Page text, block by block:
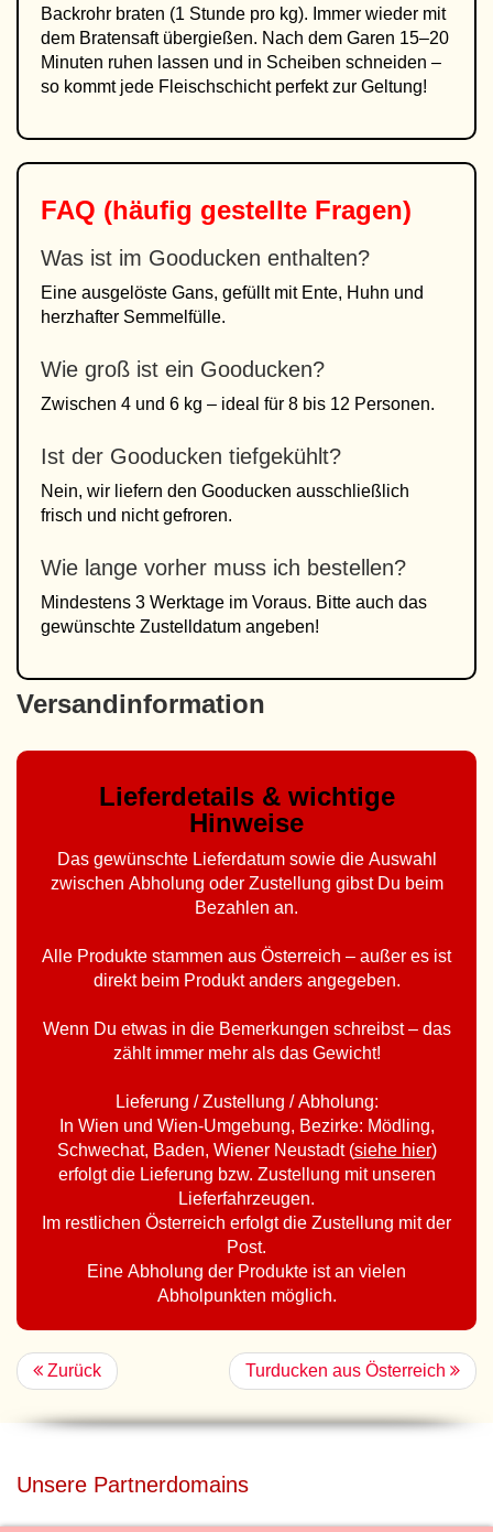
Backrohr braten (1 Stunde pro kg). Immer wieder mit
dem Bratensaft übergießen. Nach dem Garen 15–20
Minuten ruhen lassen und in Scheiben schneiden –
so kommt jede Fleischschicht perfekt zur Geltung!
FAQ (häufig gestellte Fragen)
Was ist im Gooducken enthalten?
Eine ausgelöste Gans, gefüllt mit Ente, Huhn und
herzhafter Semmelfülle.
Wie groß ist ein Gooducken?
Zwischen 4 und 6 kg – ideal für 8 bis 12 Personen.
Ist der Gooducken tiefgekühlt?
Nein, wir liefern den Gooducken ausschließlich
frisch und nicht gefroren.
Wie lange vorher muss ich bestellen?
Mindestens 3 Werktage im Voraus. Bitte auch das
gewünschte Zustelldatum angeben!
Versandinformation
Lieferdetails & wichtige
Hinweise
Das gewünschte Lieferdatum sowie die Auswahl
zwischen Abholung oder Zustellung gibst Du beim
Bezahlen an.
Alle Produkte stammen aus Österreich – außer es ist
direkt beim Produkt anders angegeben.
Wenn Du etwas in die Bemerkungen schreibst – das
zählt immer mehr als das Gewicht!
Lieferung / Zustellung / Abholung:
In Wien und Wien-Umgebung, Bezirke: Mödling,
Schwechat, Baden, Wiener Neustadt (siehe hier)
erfolgt die Lieferung bzw. Zustellung mit unseren
Lieferfahrzeugen.
Im restlichen Österreich erfolgt die Zustellung mit der
Post.
Eine Abholung der Produkte ist an vielen
Abholpunkten möglich.
Zurück Turducken aus Österreich
Unsere Partnerdomains